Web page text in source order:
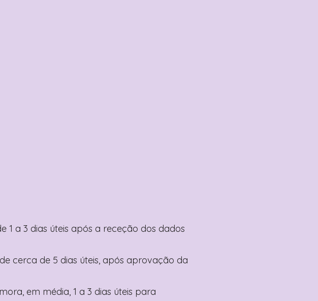
1 a 3 dias úteis após a receção dos dados
cerca de 5 dias úteis, após aprovação da
em média, 1 a 3 dias úteis para